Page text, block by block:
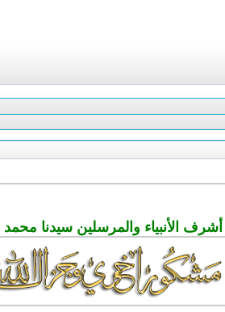
الأنبياء والمرسلين سيدنا